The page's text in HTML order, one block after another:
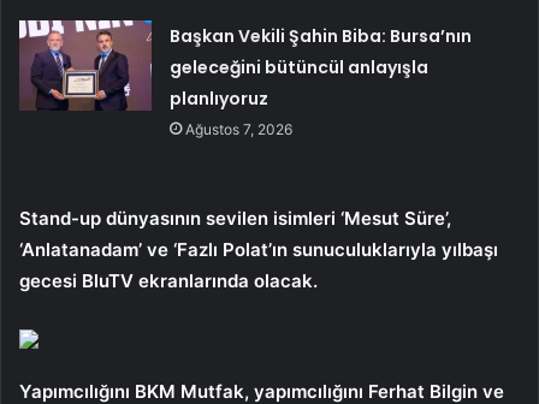
Başkan Vekili Şahin Biba: Bursa’nın
geleceğini bütüncül anlayışla
planlıyoruz
Ağustos 7, 2026
Stand-up dünyasının sevilen isimleri ‘Mesut Süre’,
‘Anlatanadam’ ve ‘Fazlı Polat’ın sunuculuklarıyla yılbaşı
gecesi BluTV ekranlarında olacak.
Yapımcılığını BKM Mutfak, yapımcılığını Ferhat Bilgin ve